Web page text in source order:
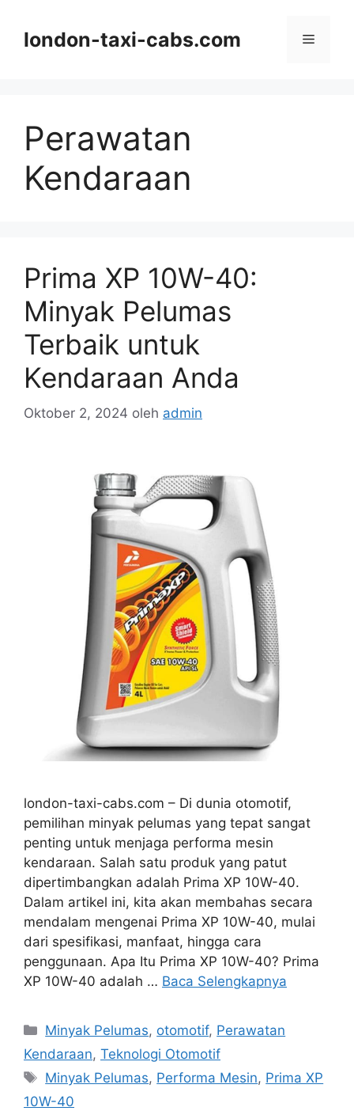
london-taxi-cabs.com Menu
Perawatan
Kendaraan
Prima XP 10W-40:
Minyak Pelumas
Terbaik untuk
Kendaraan Anda
Oktober 2, 2024 oleh admin
london-taxi-cabs.com – Di dunia otomotif,
pemilihan minyak pelumas yang tepat sangat
penting untuk menjaga performa mesin
kendaraan. Salah satu produk yang patut
dipertimbangkan adalah Prima XP 10W-40.
Dalam artikel ini, kita akan membahas secara
mendalam mengenai Prima XP 10W-40, mulai
dari spesifikasi, manfaat, hingga cara
penggunaan. Apa Itu Prima XP 10W-40? Prima
XP 10W-40 adalah … Baca Selengkapnya
Kategori
Minyak Pelumas, otomotif, Perawatan
Kendaraan, Teknologi Otomotif
Tag
Minyak Pelumas, Performa Mesin, Prima XP
10W-40